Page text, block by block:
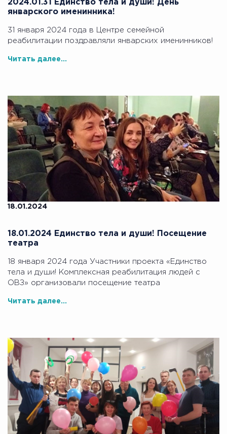
2024.01.31 Единство тела и души! День
январского именинника!
31 января 2024 года в Центре семейной
реабилитации поздравляли январских именинников!
Читать далее...
18.01.2024
18.01.2024 Единство тела и души! Посещение
театра
18 января 2024 года Участники проекта «Единство
тела и души! Комплексная реабилитация людей с
ОВЗ» организовали посещение театра
Читать далее...